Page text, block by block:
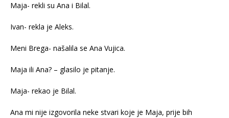
Maja- rekli su Ana i Bilal.
Ivan- rekla je Aleks.
Meni Brega- našalila se Ana Vujica.
Maja ili Ana? – glasilo je pitanje.
Maja- rekao je Bilal.
Ana mi nije izgovorila neke stvari koje je Maja, prije bih